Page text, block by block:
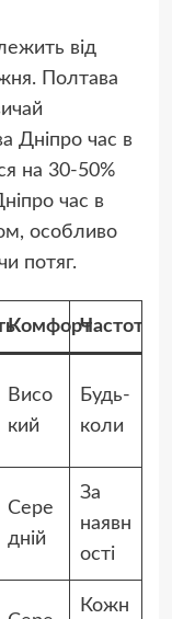
від
Полтава
Дніпро час в
на 30-50%
час в
особливо
потяг.
КомфортЧастота
Висо
кий
Будь-
коли
Сере
дній
За
наявн
ості
Кожн